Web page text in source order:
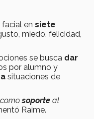
facial en siete
miedo, felicidad,
se busca dar
por alumno y
situaciones de
comosoporte al
Raime.